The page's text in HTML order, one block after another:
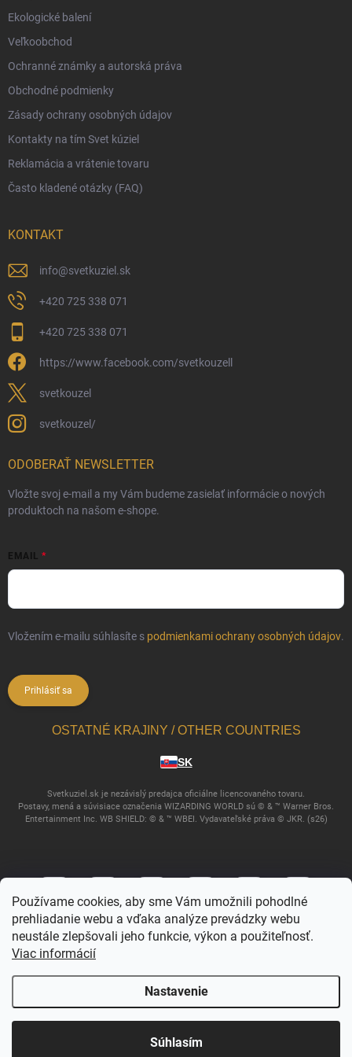
Používame cookies, aby sme Vám umožnili pohodlné
prehliadanie webu a vďaka analýze prevádzky webu
neustále zlepšovali jeho funkcie, výkon a použiteľnosť.
Viac informácií
Nastavenie
Súhlasím
Reklamácia a vrátenie tovaru
Vernostný program
Veľkoobchod
Ekologické balenie objednávok
Obchodné podmienky
Zásady ochrany osobných údajov
Ekologické balení
Veľkoobchod
Ochranné známky a autorská práva
Obchodné podmienky
Zásady ochrany osobných údajov
Kontakty na tím Svet kúziel
Reklamácia a vrátenie tovaru
Často kladené otázky (FAQ)
KONTAKT
info@svetkuziel.sk
+420 725 338 071
+420 725 338 071
https://www.facebook.com/svetkouzell
svetkouzel
svetkouzel/
ODOBERAŤ NEWSLETTER
Vložte svoj e-mail a my Vám budeme zasielať informácie o nových
produktoch na našom e-shope.
EMAIL
Vložením e-mailu súhlasíte s podmienkami ochrany osobných údajov.
Prihlásiť sa
OSTATNÉ KRAJINY / OTHER COUNTRIES
SK
Svetkuziel.sk je nezávislý predajca oficiálne licencovaného tovaru.
Postavy, mená a súvisiace označenia WIZARDING WORLD sú © & ™ Warner Bros.
Entertainment Inc. WB SHIELD: © & ™ WBEI. Vydavateľské práva © JKR. (s26)
Vytvoril Shoptet
Svet Kúziel . Všetky práva vyhradené.